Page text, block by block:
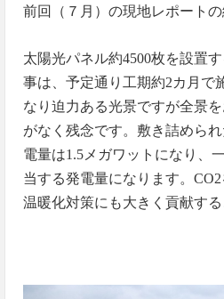
前回（７月）の現地レポートの
太陽光パネル約4500枚を設置
事は、予定通り工期約2カ月で
なり迫力ある光景ですが全景
がなく残念です。敷き詰められ
電量は1.5メガワットになり、
当する発電量になります。
CO2
温暖化対策にも大きく貢献する